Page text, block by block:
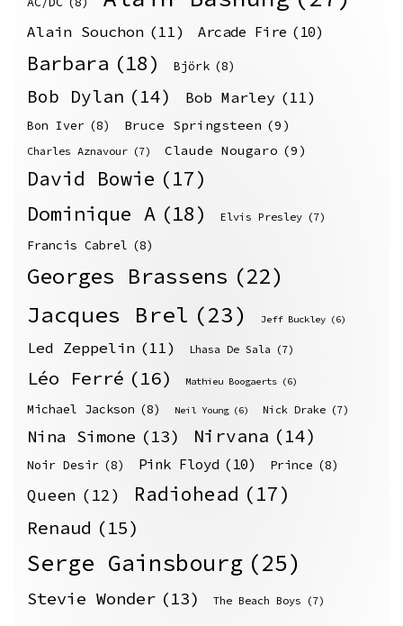
Alain Souchon (11) Arcade Fire (10)
Barbara (18) Björk (8)
Bob Dylan (14) Bob Marley (11)
Bon Iver (8) Bruce Springsteen (9)
Charles Aznavour (7) Claude Nougaro (9)
David Bowie (17)
Dominique A (18) Elvis Presley (7)
Francis Cabrel (8)
Georges Brassens (22)
Jacques Brel (23) Jeff Buckley (6)
Led Zeppelin (11) Lhasa De Sala (7)
Léo Ferré (16) Mathieu Boogaerts (6)
Michael Jackson (8) Neil Young (6) Nick Drake (7)
Nina Simone (13) Nirvana (14)
Noir Desir (8) Pink Floyd (10) Prince (8)
Queen (12) Radiohead (17)
Renaud (15)
Serge Gainsbourg (25)
Stevie Wonder (13) The Beach Boys (7)